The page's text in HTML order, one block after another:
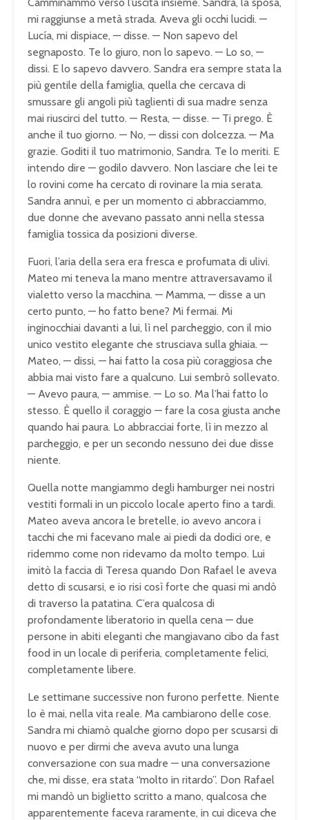
mi raggiunse a metà strada. Aveva gli occhi lucidi. —
Lucía, mi dispiace, — disse. — Non sapevo del
segnaposto. Te lo giuro, non lo sapevo. — Lo so, —
dissi. E lo sapevo davvero. Sandra era sempre stata la
più gentile della famiglia, quella che cercava di
smussare gli angoli più taglienti di sua madre senza
mai riuscirci del tutto. — Resta, — disse. — Ti prego. È
anche il tuo giorno. — No, — dissi con dolcezza. — Ma
grazie. Goditi il tuo matrimonio, Sandra. Te lo meriti. E
intendo dire — godilo davvero. Non lasciare che lei te
lo rovini come ha cercato di rovinare la mia serata.
Sandra annuì, e per un momento ci abbracciammo,
due donne che avevano passato anni nella stessa
famiglia tossica da posizioni diverse.
Fuori, l’aria della sera era fresca e profumata di ulivi.
Mateo mi teneva la mano mentre attraversavamo il
vialetto verso la macchina. — Mamma, — disse a un
certo punto, — ho fatto bene? Mi fermai. Mi
inginocchiai davanti a lui, lì nel parcheggio, con il mio
unico vestito elegante che strusciava sulla ghiaia. —
Mateo, — dissi, — hai fatto la cosa più coraggiosa che
abbia mai visto fare a qualcuno. Lui sembrò sollevato.
— Avevo paura, — ammise. — Lo so. Ma l’hai fatto lo
stesso. È quello il coraggio — fare la cosa giusta anche
quando hai paura. Lo abbracciai forte, lì in mezzo al
parcheggio, e per un secondo nessuno dei due disse
niente.
Quella notte mangiammo degli hamburger nei nostri
vestiti formali in un piccolo locale aperto fino a tardi.
Mateo aveva ancora le bretelle, io avevo ancora i
tacchi che mi facevano male ai piedi da dodici ore, e
ridemmo come non ridevamo da molto tempo. Lui
imitò la faccia di Teresa quando Don Rafael le aveva
detto di scusarsi, e io risi così forte che quasi mi andò
di traverso la patatina. C’era qualcosa di
profondamente liberatorio in quella cena — due
persone in abiti eleganti che mangiavano cibo da fast
food in un locale di periferia, completamente felici,
completamente libere.
Le settimane successive non furono perfette. Niente
lo è mai, nella vita reale. Ma cambiarono delle cose.
Sandra mi chiamò qualche giorno dopo per scusarsi di
nuovo e per dirmi che aveva avuto una lunga
conversazione con sua madre — una conversazione
che, mi disse, era stata “molto in ritardo”. Don Rafael
mi mandò un biglietto scritto a mano, qualcosa che
apparentemente faceva raramente, in cui diceva che